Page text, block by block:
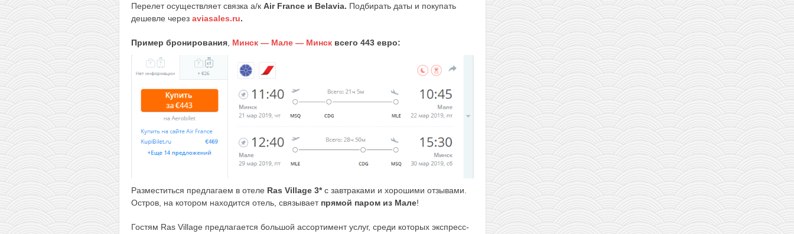
Перелет осуществляет связка а/к Air France и Belavia. Подбирать даты и покупать
дешевле через aviasales.ru.
Пример бронирования Минск — Мале — Минск всего 443 евро:
Разместиться предлагаем в отеле Ras Village 3*с завтраками и хорошими отзывами.
Остров, на котором находится отель, связывает прямой паром из Мале!
Гостям Ras Village предлагается большой ассортимент услуг, среди которых экспресс-